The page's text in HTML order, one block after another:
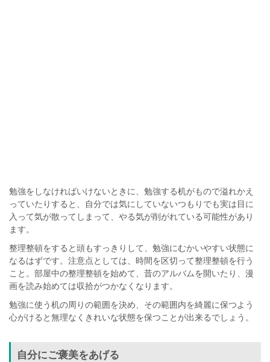
勉強をしなければいけないときに、勉強する机がもので溢れかえ
っていたりすると、自分では気にしていないつもりでも実は目に
入って気が散ってしまって、やる気が削がれている可能性があり
ます。
整理整頓をすると頭もすっきりして、勉強にむかいやすい状態に
なるはずです。注意点としては、時間を区切って整理整頓を行う
こと。部屋中の整理整頓を始めて、昔のアルバムを開いたり、漫
画を読み始めては収拾がつかなくなります。
勉強に使う机の周りの範囲を決め、その範囲内を綺麗に保つよう
心がけると無理なくきれいな状態を保つことが出来るでしょう。
自分にご褒美をあげる